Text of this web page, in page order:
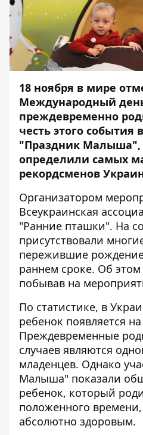
18 ноября в мире
Международный
преждевременно
честь этого события
"Праздник Малыша",
определили самых
рекордсменов
Организатором
Всеукраинская
"Ранние пташки". На
присутствовали
пережившие
раннем сроке. Об этом
побывав на
По статистике, в
ребенок появляется
Преждевременные
случаев являются
младенцев. Однако
Малыша" показали
ребенок, который
положенного
абсолютно здоровым.